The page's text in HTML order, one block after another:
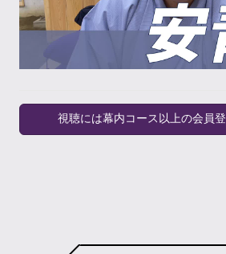
視聴には幕内コース以上の会員登